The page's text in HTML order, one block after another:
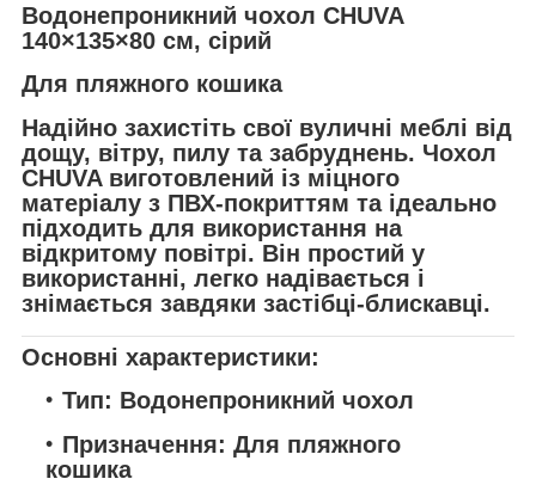
Водонепроникний чохол CHUVA
140×135×80 см, сірий
Для пляжного кошика
Надійно захистіть свої вуличні меблі від
дощу, вітру, пилу та забруднень. Чохол
CHUVA виготовлений із міцного
матеріалу з ПВХ-покриттям та ідеально
підходить для використання на
відкритому повітрі. Він простий у
використанні, легко надівається і
знімається завдяки застібці-блискавці.
Основні характеристики:
Тип: Водонепроникний чохол
Призначення: Для пляжного
кошика